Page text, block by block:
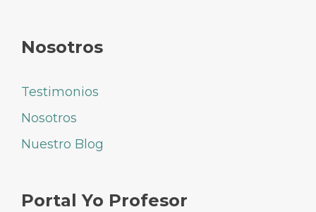
Nosotros
Testimonios
Nosotros
Nuestro Blog
Portal Yo Profesor